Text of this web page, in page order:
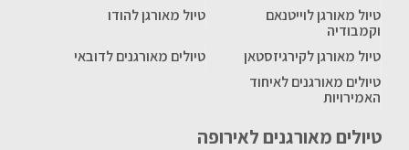
טיול מאורגן לוייטנאם
וקמבודיה
טיול מאורגן להודו
טיול מאורגן לקירגיזסטאן
טיולים מאורגנים לדובאי
טיולים מאורגנים לאיחוד
האמירויות
טיולים מאורגנים לאירופה